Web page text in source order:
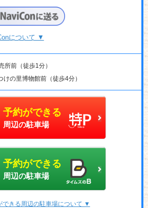
について ▼
所前（徒歩1分）
けの里博物館前（徒歩4分）
予約ができる
周辺の駐車場
予約ができる
周辺の駐車場
きる周辺の駐車場について ▼